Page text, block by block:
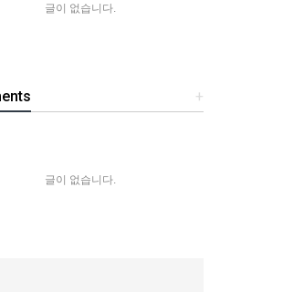
글이 없습니다.
+
글이 없습니다.